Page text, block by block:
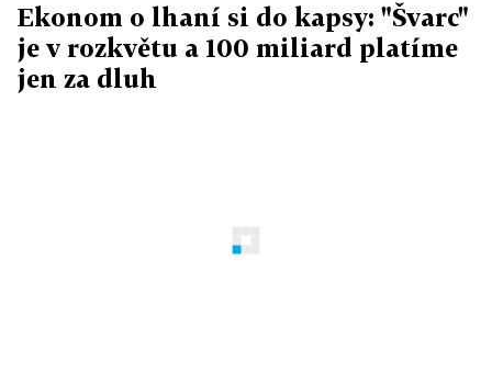
Ekonom o lhaní si do kapsy: "Švarc"
je v rozkvětu a 100 miliard platíme
jen za dluh